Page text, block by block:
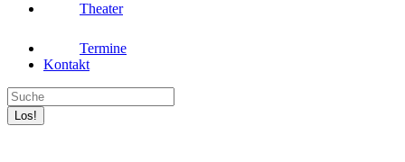
Theater
Termine
Kontakt
Search: